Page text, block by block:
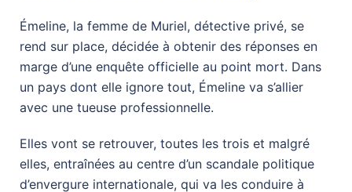
Émeline, la femme de Muriel, détective privé, se
rend sur place, décidée à obtenir des réponses en
marge d’une enquête officielle au point mort. Dans
un pays dont elle ignore tout, Émeline va s’allier
avec une tueuse professionnelle.
Elles vont se retrouver, toutes les trois et malgré
elles, entraînées au centre d’un scandale politique
d’envergure internationale, qui va les conduire à